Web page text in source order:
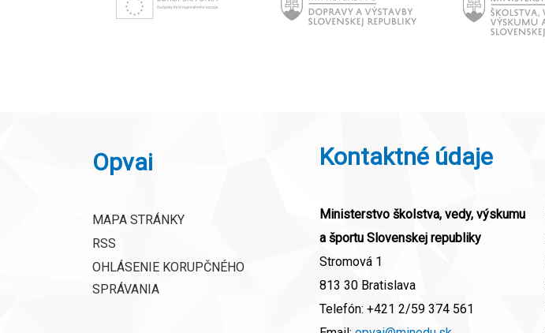
Opvai
MAPA STRÁNKY
RSS
OHLÁSENIE KORUPČNÉHO
SPRÁVANIA
Kontaktné údaje
Ministerstvo školstva, vedy, výskumu
a športu Slovenskej republiky
Stromová 1
813 30 Bratislava
Telefón: +421 2/59 374 561